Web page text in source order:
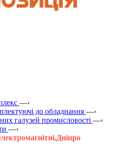
—›
до обладнання —›
галузей промисловості —›
—›